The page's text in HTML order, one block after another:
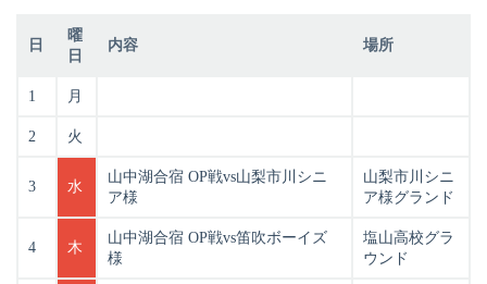
日
曜
日
内容 場所
1 月
2 火
3 水
山中湖合宿 OP戦vs山梨市川シニ
ア様
山梨市川シニ
ア様グランド
4 木
山中湖合宿 OP戦vs笛吹ボーイズ
様
塩山高校グラ
ウンド